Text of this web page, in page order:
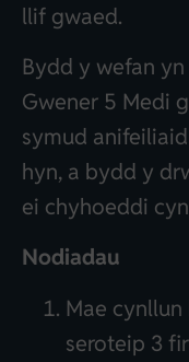
llif gwaed.
Bydd y wefan
Gwener 5 Medi
symud
hyn, a bydd y
ei chyhoeddi
Nodiadau
Mae
seroteip 3